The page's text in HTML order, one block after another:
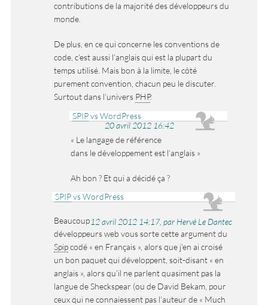
contributions de la majorité des développeurs du
monde.
De plus, en ce qui concerne les conventions de
code, c’est aussi l’anglais qui est la plupart du
temps utilisé. Mais bon à la limite, le côté
purement convention, chacun peu le discuter.
Surtout dans l’univers PHP.
SPIPvs WordPress
20 avril 2012 16:42
Le langage de référence
dans le développement est l’anglais
Ah bon ? Et qui a décidé ça ?
SPIPvs WordPress
12 avril 2012 14:17, par Hervé Le Dantec
Beaucoup
développeurs web vous sorte cette argument du
Spipcodé « en Français », alors que j’en ai croisé
un bon paquet qui développent, soit-disant « en
anglais », alors qu’il ne parlent quasiment pas la
langue de Sheckspear (ou de David Bekam, pour
ceux qui ne connaiessent pas l’auteur de « Much